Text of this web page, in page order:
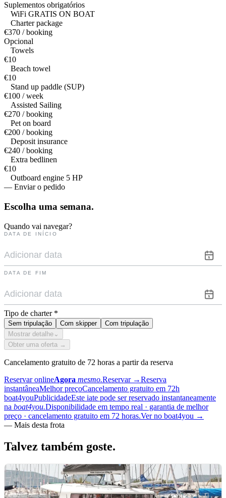
Suplementos obrigatórios
WiFi GRATIS ON BOAT
Charter package
€370 / booking
Opcional
Towels
€10
Beach towel
€10
Stand up paddle (SUP)
€100 / week
Assisted Sailing
€270 / booking
Pet on board
€200 / booking
Deposit insurance
€240 / booking
Extra bedlinen
€10
Outboard engine 5 HP
— Enviar o pedido
Escolha uma semana.
Quando vai navegar?
DATA DE INÍCIO
DATA DE FIM
Tipo de charter *
Sem tripulação Com skipper
Com tripulação
Mostrar detalhe ⌄
Obter uma oferta →
Cancelamento gratuito de 72 horas a partir da reserva
Reservar onlineAgora mesmo.Reservar →Reserva
instantâneaMelhor preçoCancelamento gratuito em 72h
boat4youPublicidadeEste iate pode ser reservado instantaneamente
na boat4you.Disponibilidade em tempo real · garantia de melhor
preço · cancelamento gratuito em 72 horas.Ver no boat4you →
— Mais desta frota
Talvez também goste.